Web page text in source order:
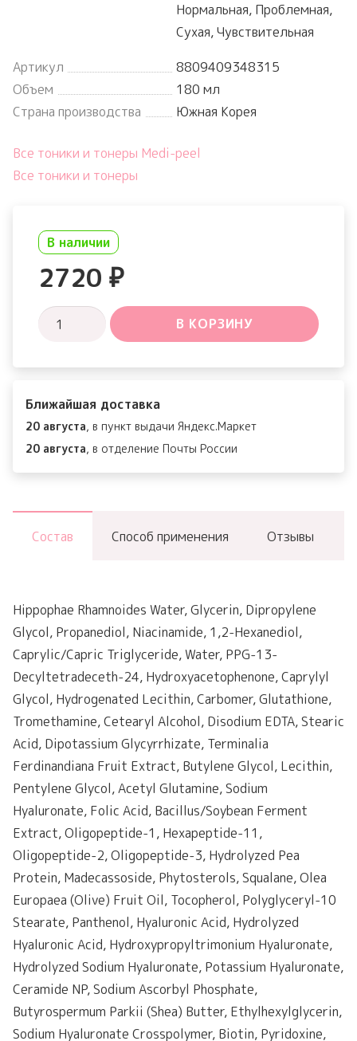
Нормальная, Проблемная,
Сухая, Чувствительная
Артикул
8809409348315
Объем
180 мл
Страна производства
Южная Корея
Все тоники и тонеры Medi-peel
Все тоники и тонеры
В наличии
2720 ₽
Количество
Glutathione
White
Silky
Toner
В КОРЗИНУ
Ближайшая доставка
20 августа, в пункт выдачи Яндекс.Маркет
20 августа, в отделение Почты России
Состав Способ применения Отзывы
Hippophae Rhamnoides Water, Glycerin, Dipropylene
Glycol, Propanediol, Niacinamide, 1,2-Hexanediol,
Caprylic/Capric Triglyceride, Water, PPG-13-
Decyltetradeceth-24, Hydroxyacetophenone, Caprylyl
Glycol, Hydrogenated Lecithin, Carbomer, Glutathione,
Tromethamine, Cetearyl Alcohol, Disodium EDTA, Stearic
Acid, Dipotassium Glycyrrhizate, Terminalia
Ferdinandiana Fruit Extract, Butylene Glycol, Lecithin,
Pentylene Glycol, Acetyl Glutamine, Sodium
Hyaluronate, Folic Acid, Bacillus/Soybean Ferment
Extract, Oligopeptide-1, Hexapeptide-11,
Oligopeptide-2, Oligopeptide-3, Hydrolyzed Pea
Protein, Madecassoside, Phytosterols, Squalane, Olea
Europaea (Olive) Fruit Oil, Tocopherol, Polyglyceryl-10
Stearate, Panthenol, Hyaluronic Acid, Hydrolyzed
Hyaluronic Acid, Hydroxypropyltrimonium Hyaluronate,
Hydrolyzed Sodium Hyaluronate, Potassium Hyaluronate,
Ceramide NP, Sodium Ascorbyl Phosphate,
Butyrospermum Parkii (Shea) Butter, Ethylhexylglycerin,
Sodium Hyaluronate Crosspolymer, Biotin, Pyridoxine,